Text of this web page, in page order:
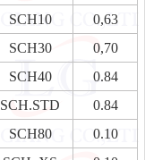
SCH10
0,63
SCH30
0,70
SCH40
0.84
SCH.STD
0.84
SCH80
0.10